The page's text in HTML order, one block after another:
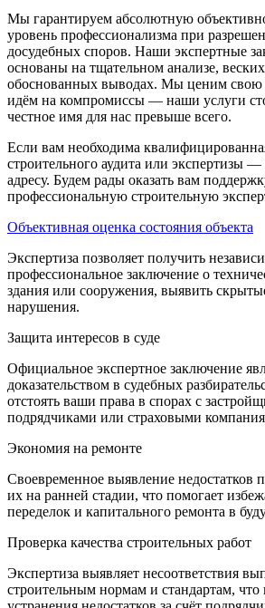
Мы гарантируем абсолютную
уровень профессионализма при
досудебных споров. Наши экспертные
основаны на тщательном анализе,
обоснованных выводах. Мы ценим свою
идём на компромиссы — наши услуги
честное имя для нас превыше всего.
Если вам необходима
строительного аудита или экспертизы
адресу. Будем рады оказать вам
профессиональную строительную
Объективная оценка состояния объекта
Экспертиза позволяет получить
профессиональное заключение о
здания или сооружения, выявить
нарушения.
Защита интересов в суде
Официальное экспертное заключение
доказательством в судебных
отстоять ваши права в спорах с
подрядчиками или страховыми
Экономия на ремонте
Своевременное выявление недостатков
их на ранней стадии, что помогает
переделок и капитального ремонта в
Проверка качества строительных работ
Экспертиза выявляет несоответствия
строительным нормам и стандартам, что